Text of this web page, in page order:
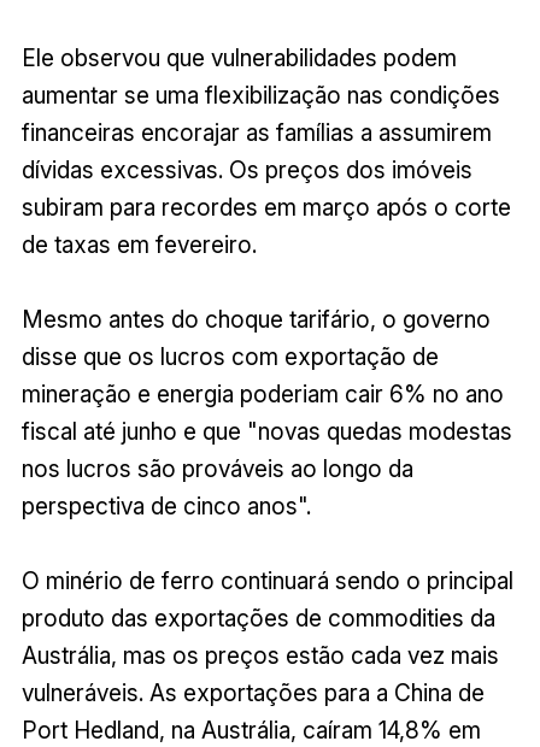
Ele observou que vulnerabilidades podem
aumentar se uma flexibilização nas condições
financeiras encorajar as famílias a assumirem
dívidas excessivas. Os preços dos imóveis
subiram para recordes em março após o corte
de taxas em fevereiro.
Mesmo antes do choque tarifário, o governo
disse que os lucros com exportação de
mineração e energia poderiam cair 6% no ano
fiscal até junho e que "novas quedas modestas
nos lucros são prováveis ao longo da
perspectiva de cinco anos".
O minério de ferro continuará sendo o principal
produto das exportações de commodities da
Austrália, mas os preços estão cada vez mais
vulneráveis. As exportações para a China de
Port Hedland, na Austrália, caíram 14,8% em